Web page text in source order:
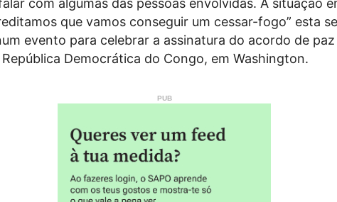
com algumas das pessoas envolvidas. A situação
que vamos conseguir um cessar-fogo” esta
evento para celebrar a assinatura do acordo de
República Democrática do Congo, em Washington.